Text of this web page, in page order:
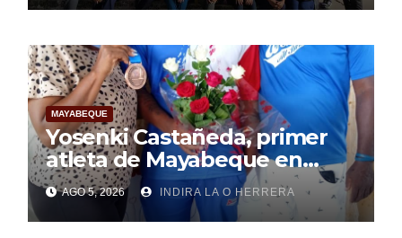
MAYABEQUE
Yosenki Castañeda, primer
atleta de Mayabeque en
subir al podio
centroamericano
AGO 5, 2026 INDIRA LA O HERRERA